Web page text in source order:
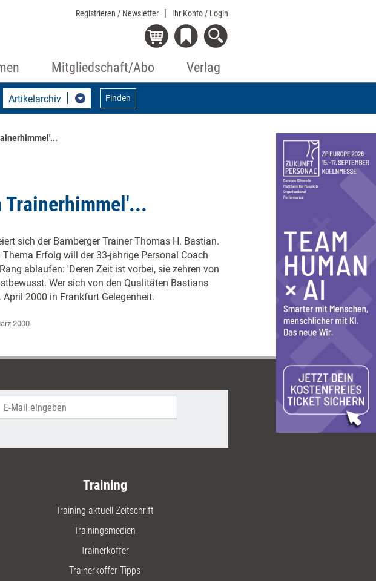
Registrieren / Newsletter Ihr Konto / Login
Mitgliedschaft/Abo Verlag
Artikelarchiv Finden
Trainerhimmel'...
sich der Bamberger Trainer Thomas H. Bastian.
Erfolg will der 33-jährige Personal Coach
ablaufen: 'Deren Zeit ist vorbei, sie zehren von
Wer sich von den Qualitäten Bastians
2000 in Frankfurt Gelegenheit.
2000
Training
Training aktuell Zeitschrift
Trainingsmedien
Trainerkoffer
Trainerkoffer Tipps